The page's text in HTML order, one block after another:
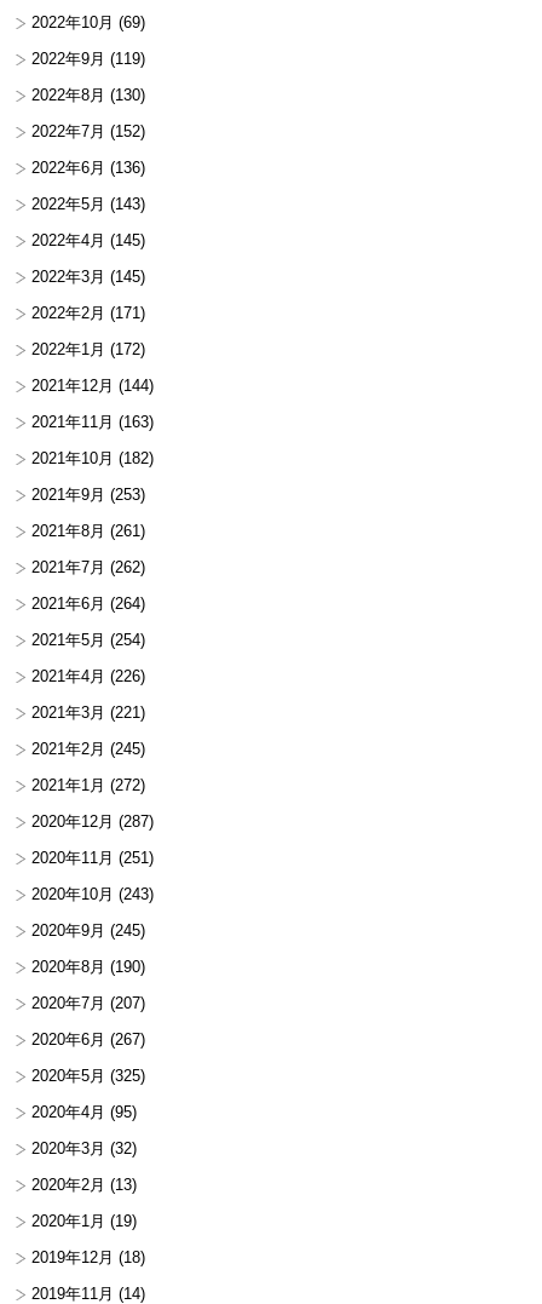
2022年10月 (69)
2022年9月 (119)
2022年8月 (130)
2022年7月 (152)
2022年6月 (136)
2022年5月 (143)
2022年4月 (145)
2022年3月 (145)
2022年2月 (171)
2022年1月 (172)
2021年12月 (144)
2021年11月 (163)
2021年10月 (182)
2021年9月 (253)
2021年8月 (261)
2021年7月 (262)
2021年6月 (264)
2021年5月 (254)
2021年4月 (226)
2021年3月 (221)
2021年2月 (245)
2021年1月 (272)
2020年12月 (287)
2020年11月 (251)
2020年10月 (243)
2020年9月 (245)
2020年8月 (190)
2020年7月 (207)
2020年6月 (267)
2020年5月 (325)
2020年4月 (95)
2020年3月 (32)
2020年2月 (13)
2020年1月 (19)
2019年12月 (18)
2019年11月 (14)